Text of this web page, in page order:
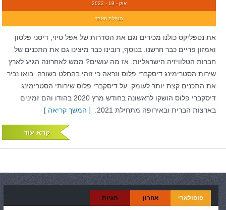
אוק - 19 - 2022
מנהלת האתר
את נטפליקס כולנו מכירים וגם את הסדרות של אפל טיוי, דיסני פלסון
ואמזון פריים כבר חרשנו. בנוסף, רובינו כבר מיצינו גם את התכנים של
חברות הטלוויזיה הישראליות. אז מה עושים? ממש לאחרונה הגיע לארץ
שירות הסטרימינג דיסקברי פלוס ונראה כי זוהי בהחלט בשורה. בואו נכיר
את התכנים קצת יותר לעומק. על דיסקברי פלוס שירותי הסטרימינג
דיסקברי פלוס הושקו לראשונה בחודש מרץ 2020 בהודו והם זמינים
בארצות הברית ובאירופה מתחילת 2021.
[ המשך קריאה ]
קרא עוד
פופולארי אחרון תגיות